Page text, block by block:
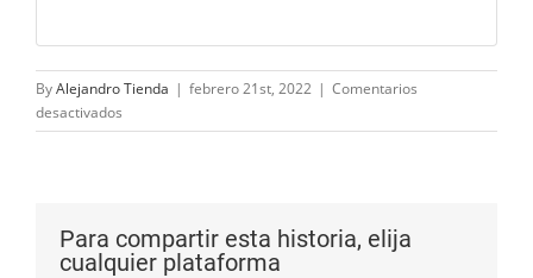
ByAlejandro Tienda | febrero 21st, 2022 | Comentarios
desactivados
PPT
Para compartir esta historia, elija
cualquier plataforma